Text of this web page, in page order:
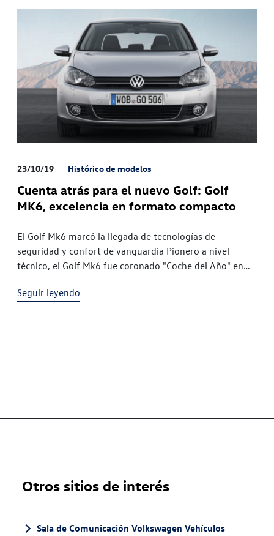
23/10/19 Histórico de modelos
Cuenta atrás para el nuevo Golf: Golf
MK6, excelencia en formato compacto
El Golf Mk6 marcó la llegada de tecnologías de
seguridad y confort de vanguardia Pionero a nivel
técnico, el Golf Mk6 fue coronado "Coche del Año" en
Seguir leyendo
Otros sitios de interés
Sala de Comunicación Volkswagen Vehículos